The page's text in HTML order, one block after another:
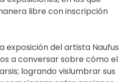
libre con inscripción
exposición del artista Naufus
a conversar sobre cómo el
logrando vislumbrar sus